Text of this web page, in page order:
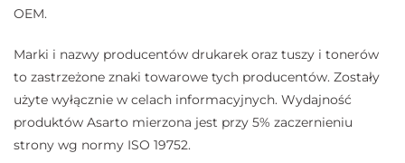
OEM.
Marki i nazwy producentów drukarek oraz tuszy i tonerów
to zastrzeżone znaki towarowe tych producentów. Zostały
użyte wyłącznie w celach informacyjnych. Wydajność
produktów Asarto mierzona jest przy 5% zaczernieniu
strony wg normy ISO 19752.